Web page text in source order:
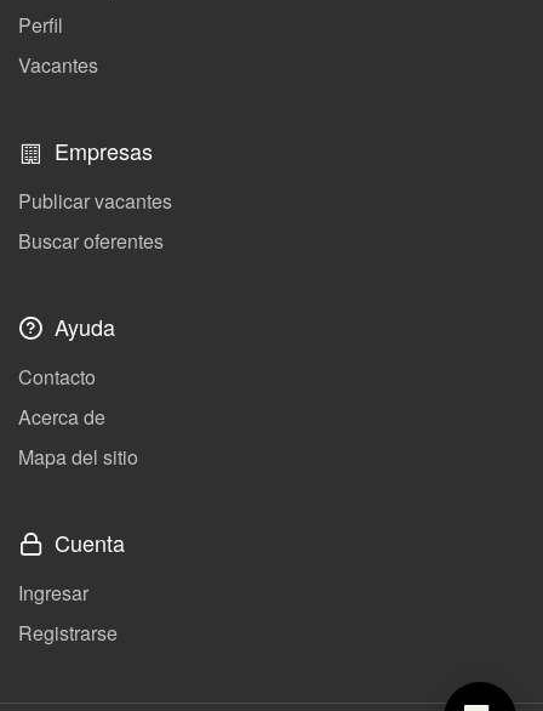
Perfil
Vacantes
Empresas
Publicar vacantes
Buscar oferentes
Ayuda
Contacto
Acerca de
Mapa del sitio
Cuenta
Ingresar
Registrarse